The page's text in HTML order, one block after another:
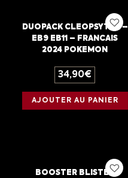
DUOPACK CLEOPSYTRA –
EB9 EB11 – FRANCAIS
2024 POKEMON
34,90€
AJOUTER AU PANIER
BOOSTER BLISTER